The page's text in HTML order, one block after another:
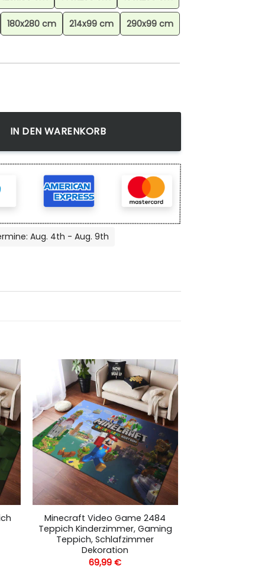
180x280 cm 214x99 cm 290x99 cm
Golem Savanne Gegen Piglins Im Nether Teppich, Gaming
IN DEN WARENKORB
Aug. 4th - Aug. 9th
Minecraft Video Game 2484
Teppich Kinderzimmer, Gaming
Teppich, Schlafzimmer
Dekoration
69,99€